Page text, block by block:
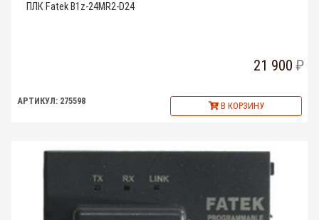
ПЛК Fatek B1z-24MR2-D24
21 900
АРТИКУЛ: 275598 В КОРЗИНУ